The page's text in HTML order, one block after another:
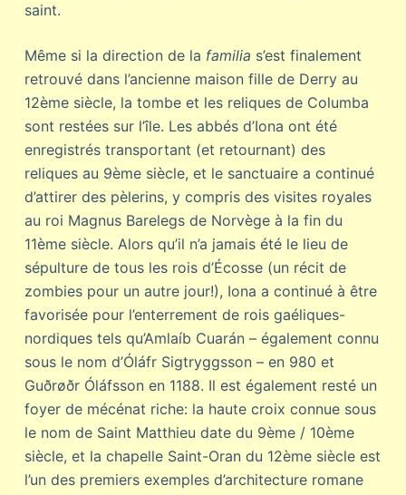
saint.
Même si la direction de la familia s’est finalement
retrouvé dans l’ancienne maison fille de Derry au
12ème siècle, la tombe et les reliques de Columba
sont restées sur l’île. Les abbés d’Iona ont été
enregistrés transportant (et retournant) des
reliques au 9ème siècle, et le sanctuaire a continué
d’attirer des pèlerins, y compris des visites royales
au roi Magnus Barelegs de Norvège à la fin du
11ème siècle. Alors qu’il n’a jamais été le lieu de
sépulture de tous les rois d’Écosse (un récit de
zombies pour un autre jour!), Iona a continué à être
favorisée pour l’enterrement de rois gaéliques-
nordiques tels qu’Amlaíb Cuarán – également connu
sous le nom d’Óláfr Sigtryggsson – en 980 et
Guðrøðr Óláfsson en 1188. Il est également resté un
foyer de mécénat riche: la haute croix connue sous
le nom de Saint Matthieu date du 9ème / 10ème
siècle, et la chapelle Saint-Oran du 12ème siècle est
l’un des premiers exemples d’architecture romane